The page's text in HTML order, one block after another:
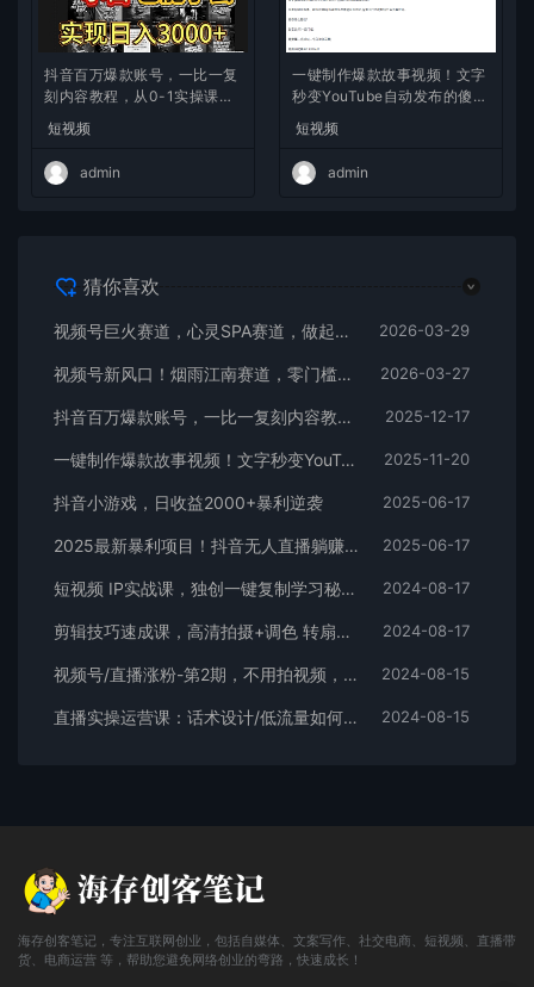
抖音百万爆款账号，一比一复
刻内容教程，从0-1实操课，
入10w+
短视频
admin
一键制作爆款故事视频！文字
秒变YouTube自动发布的傻瓜
短视频
admin
猜你喜欢
视频号巨火赛道，心灵SPA赛道，做起来超简单，每天收益800+ 2026-03-29
视频号新风口！烟雨江南赛道，零门槛日入 500+ 2026-03-27
抖音百万爆款账号，一比一复刻内容教程，从0-1实操课，小白也能学会，复制爆款，月入10w+ 2025-12-17
一键制作爆款故事视频！文字秒变YouTube自动发布的傻瓜式教程 2025-11-20
抖音小游戏，日收益2000+暴利逆袭 2025-06-17
2025最新暴利项目！抖音无人直播躺赚攻略！抖音无人直播3.0玩法！0门槛… 2025-06-17
短视频 IP实战课，独创一键复制学习秘籍，转战新领域，月赚五万轻松行 2024-08-17
剪辑技巧速成课，高清拍摄+调色 转扇子，建筑-抠图精通，新手秒变剪辑专家 2024-08-17
视频号/直播涨粉-第2期，不用拍视频，不用卖货，在直播间做菜，就可以搞钱 2024-08-15
直播实操运营课：话术设计/低流量如何提升/话术框架/全场燃爆/非常干货 2024-08-15
海存创客笔记，专注互联网创业，包括自媒体、文案写作、社交电商、短视频、直播带
货、电商运营 等，帮助您避免网络创业的弯路，快速成长！